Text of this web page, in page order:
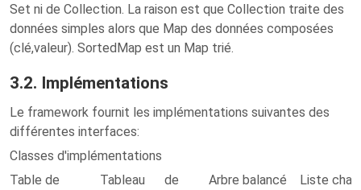
Set ni de Collection. La raison est que Collection traite des
données simples alors que Map des données composées
(clé,valeur). SortedMap est un Map trié.
3.2. Implémentations
Le framework fournit les implémentations suivantes des
différentes interfaces:
Classes d'implémentations
Table de
Tableau de
Arbre balancé Liste